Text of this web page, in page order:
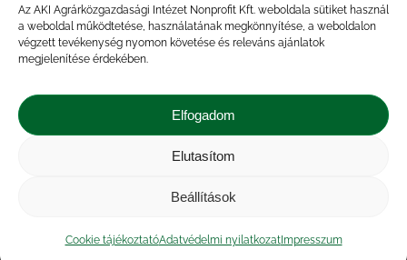
Az AKI Agrárközgazdasági Intézet Nonprofit Kft. weboldala sütiket használ
a weboldal működtetése, használatának megkönnyítése, a weboldalon
végzett tevékenység nyomon követése és releváns ajánlatok
megjelenítése érdekében.
Elfogadom
Elutasítom
Beállítások
Cookie tájékoztatóAdatvédelmi nyilatkozatImpresszum
szarvasmarha termelés
ár tojás világpiac
vágóbárány
vágómarha vágósertés
Kapcsolat |
tájékoztató